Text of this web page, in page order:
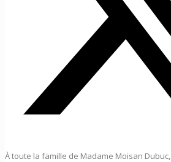
À toute la famille de Madame Moisan Dubuc,